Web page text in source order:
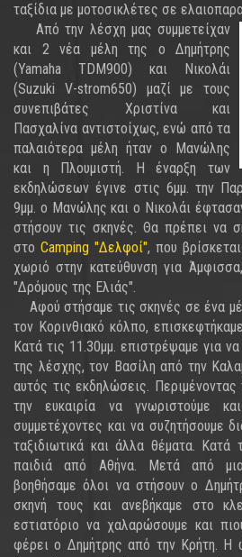
ταξίδια με μοτοσικλέτες σε
Από την λέσχη μας συμμετείχαν
και 2 νέα μέλη της ο Δημήτρης
(Yamaha TDM900) και Νικολάι
(Suzuki V-strom650) μαζί με τους
συνεπιβάτες Χριστίνα και
Πασχαλίνα αντιστοίχως, ενώ από τα
παλαιότερα μέλη ήταν ο Μανώλης
και η Πλουμιστή. Η έναρξη των
εκδηλώσεων έγινε στις 6μμ. την
9μμ. ο Μανώλης και ο Νικολάι
στήσουν τις σκηνές. Θα πρέπει να
στο Camping "Δελφοί", που
χωριό στην κατεύθυνση για
"Δρόμους της Ελιάς".
Αφού στήσαμε τις σκηνές σε ένα
τον Κορινθιακό κόλπο,
Κατά τις 11.30μμ. επιστρέψαμε για
της λέσχης, τον Βασίλη από την
αυτός τις εκδηλώσεις.
την ευκαιρία να γνωριστούμε
συμμετέχοντες και να συζητήσουμε
ταξιδιωτικά και άλλα θέματα.
παιδιά από Αθήνα. Μετά από μια
βοηθήσαμε όλοι να στήσουν ο
σκηνή τους και ανεβήκαμε στο
εστιατόριο να χαλαρώσουμε και
φέρει ο Δημήτρης από την Κρήτη. Η